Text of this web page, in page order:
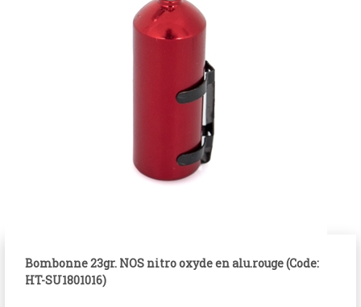
Bombonne 23gr. NOS nitro oxyde en alu.rouge (Code:
HT-SU1801016)